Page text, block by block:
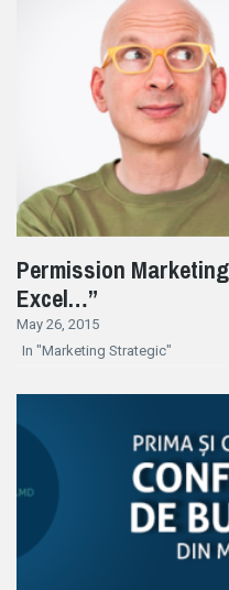
Permission
Excel…”
May 26, 2015
In "Marketing Strategic"